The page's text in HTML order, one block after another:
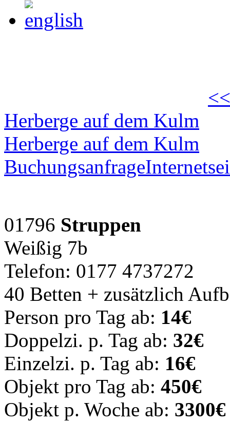
Herberge auf dem Kulm
Herberge auf dem Kulm
Buchungsanfrage
01796 Struppen
Weißig 7b
Telefon: 0177 4737272
40 Betten + zusätzlich
Person pro Tag ab: 14€
Doppelzi. p. Tag ab: 32€
Einzelzi. p. Tag ab: 16€
Objekt pro Tag ab: 450€
Objekt p. Woche ab: 3300€